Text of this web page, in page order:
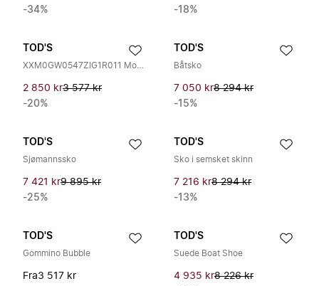
-34%
-18%
TOD'S
XXM0GW0547ZIG1R011 Mokkasin Loafer
2 850 kr3 577 kr
-20%
TOD'S
Båtsko
7 050 kr8 294 kr
-15%
TOD'S
Sjømannssko
7 421 kr9 895 kr
-25%
TOD'S
Sko i semsket skinn
7 216 kr8 294 kr
-13%
TOD'S
Gommino Bubble
Fra3 517 kr
TOD'S
Suede Boat Shoe
4 935 kr8 226 kr